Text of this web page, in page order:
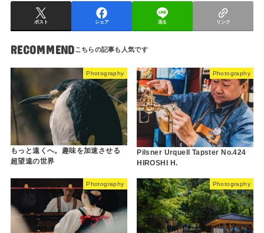
ポスト シェア 送る リンク
RECOMMEND
Photography
もっと遠くへ。趣味を加速させる
超望遠の世界
Photography
Pilsner Urquell Tapster No.424
HIROSHI H.
Photography Photography